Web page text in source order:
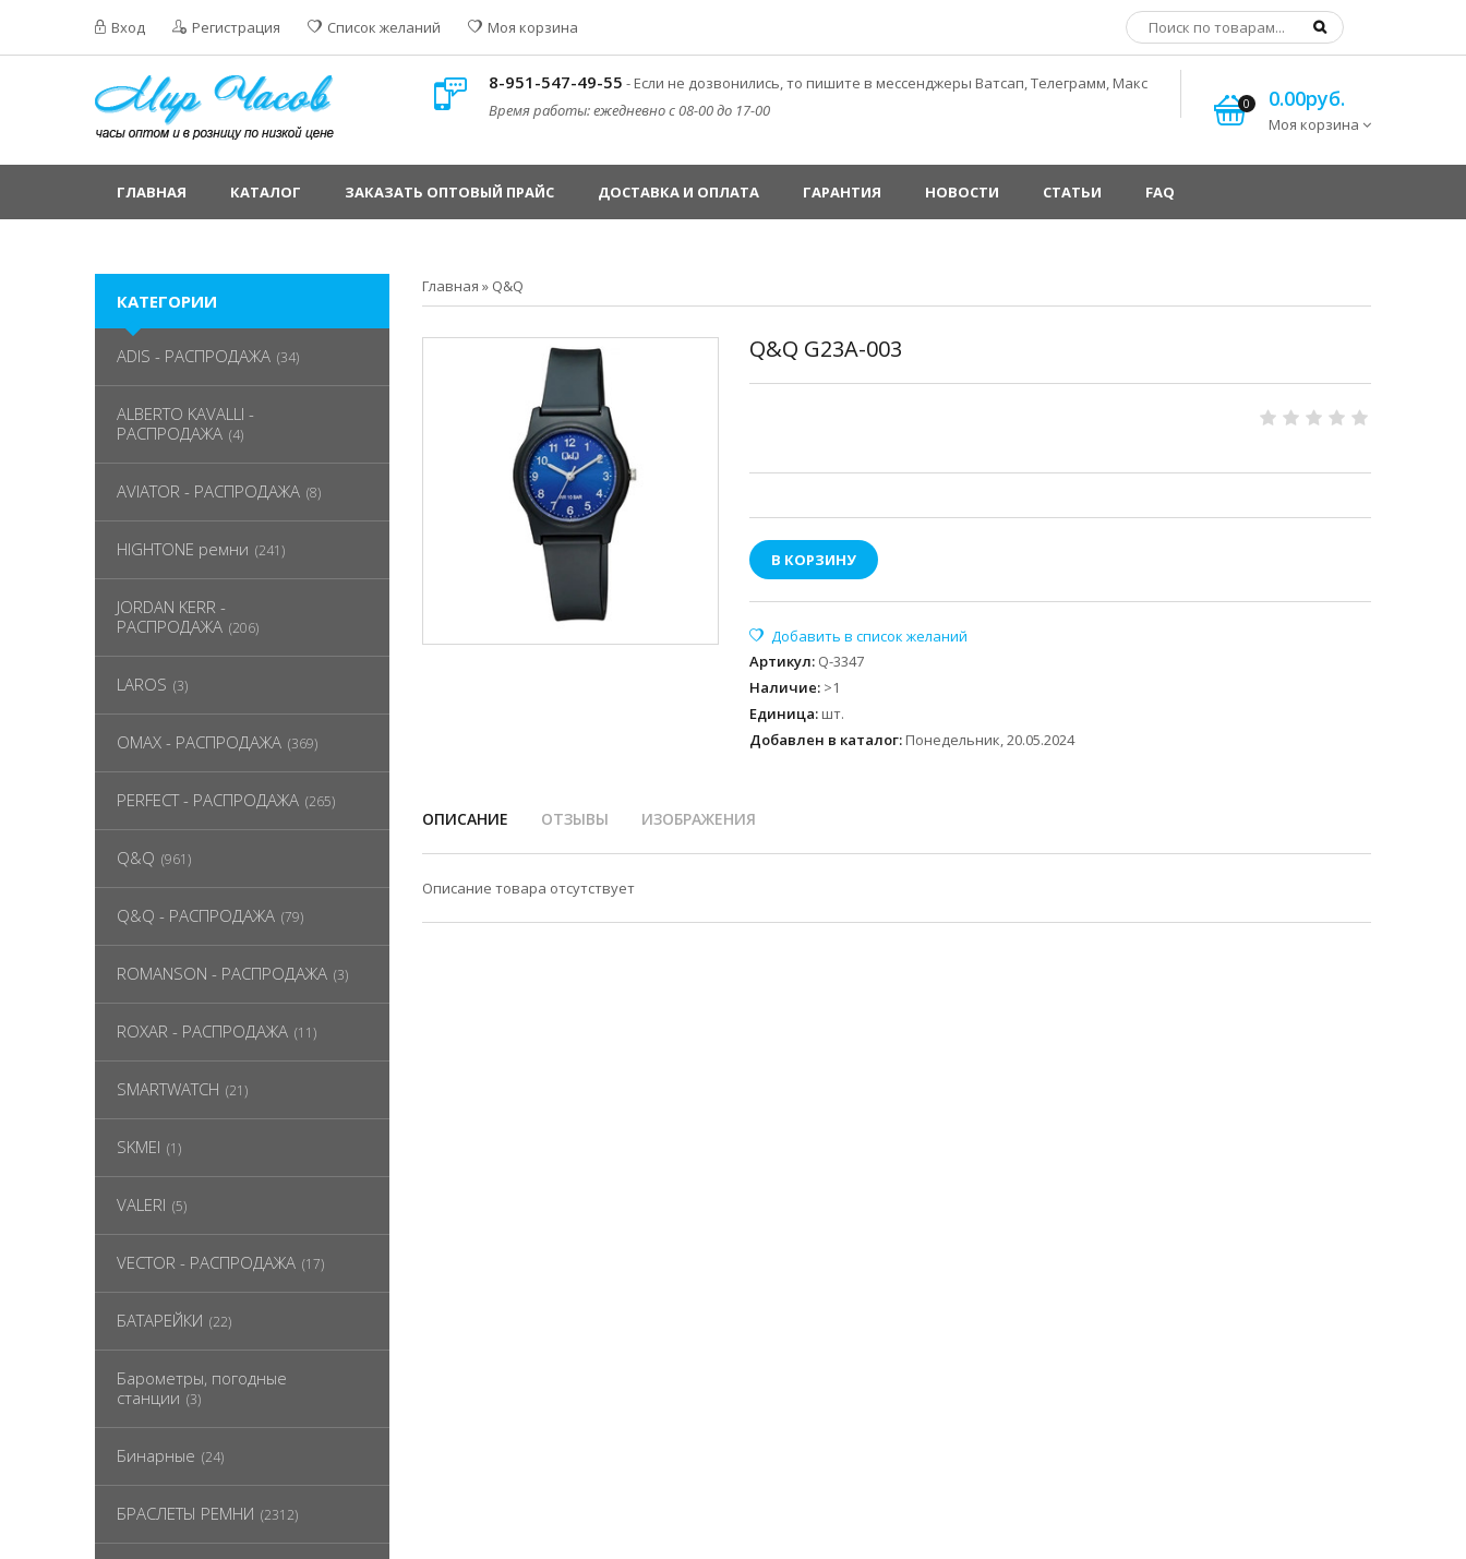
Вход Регистрация Список желаний Моя корзина
8-951-547-49-55 - Если не дозвонились, то пишите в мессенджеры Ватсап, Телеграмм, Макс
Время работы: ежедневно с 08-00 до 17-00
0 0.00руб.
Моя корзина
ГЛАВНАЯ КАТАЛОГ ЗАКАЗАТЬ ОПТОВЫЙ ПРАЙС ДОСТАВКА И ОПЛАТА ГАРАНТИЯ НОВОСТИ СТАТЬИ FAQ
Главная » Q&Q
Q&Q G23A-003
В КОРЗИНУ
Артикул: Q-3347
Наличие: >1
Единица: шт.
Добавлен в каталог: Понедельник, 20.05.2024
ОПИСАНИЕ ОТЗЫВЫ ИЗОБРАЖЕНИЯ
Описание товара отсутствует
КАТЕГОРИИ
ADIS - РАСПРОДАЖА (34)
ALBERTO KAVALLI -
РАСПРОДАЖА (4)
AVIATOR - РАСПРОДАЖА (8)
HIGHTONE ремни (241)
JORDAN KERR -
РАСПРОДАЖА (206)
LAROS (3)
OMAX - РАСПРОДАЖА (369)
PERFECT - РАСПРОДАЖА (265)
Q&Q (961)
Q&Q - РАСПРОДАЖА (79)
ROMANSON - РАСПРОДАЖА (3)
ROXAR - РАСПРОДАЖА (11)
SMARTWATCH (21)
SKMEI (1)
VALERI (5)
VECTOR - РАСПРОДАЖА (17)
БАТАРЕЙКИ (22)
Барометры, погодные
станции (3)
Бинарные (24)
БРАСЛЕТЫ РЕМНИ (2312)